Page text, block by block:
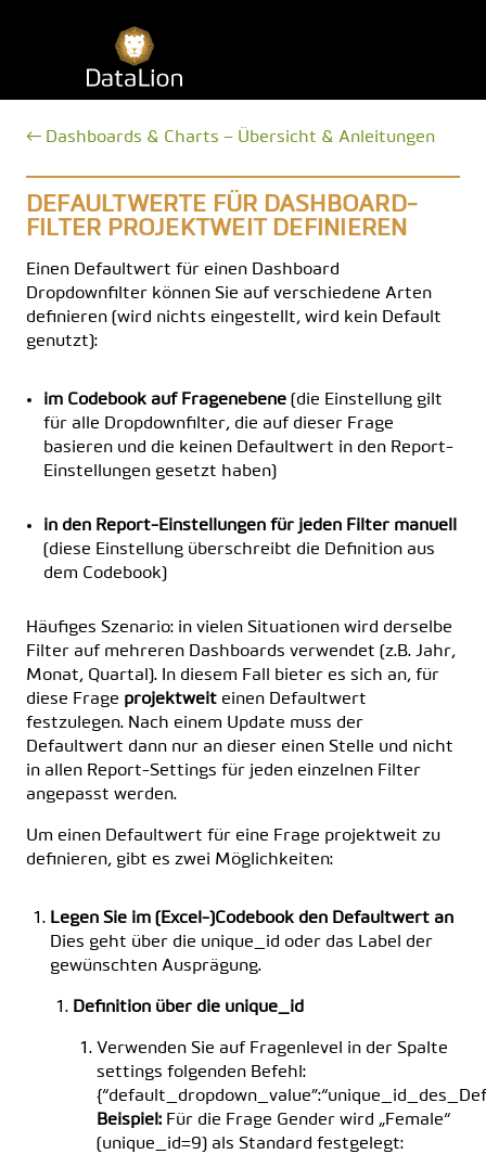
← Dashboards & Charts – Übersicht & Anleitungen
DEFAULTWERTE FÜR DASHBOARD-
FILTER PROJEKTWEIT DEFINIEREN
Einen Defaultwert für einen Dashboard
Dropdownfilter können Sie auf verschiedene Arten
definieren (wird nichts eingestellt, wird kein Default
genutzt):
im Codebook auf Fragenebene (die Einstellung gilt
für alle Dropdownfilter, die auf dieser Frage
basieren und die keinen Defaultwert in den Report-
Einstellungen gesetzt haben)
in den Report-Einstellungen für jeden Filter manuell
(diese Einstellung überschreibt die Definition aus
dem Codebook)
Häufiges Szenario: in vielen Situationen wird derselbe
Filter auf mehreren Dashboards verwendet (z.B. Jahr,
Monat, Quartal). In diesem Fall bieter es sich an, für
diese Frage projektweit einen Defaultwert
festzulegen. Nach einem Update muss der
Defaultwert dann nur an dieser einen Stelle und nicht
in allen Report-Settings für jeden einzelnen Filter
angepasst werden.
Um einen Defaultwert für eine Frage projektweit zu
definieren, gibt es zwei Möglichkeiten:
Legen Sie im (Excel-)Codebook den Defaultwert an
Dies geht über die unique_id oder das Label der
gewünschten Ausprägung.
Definition über die unique_id
Verwenden Sie auf Fragenlevel in der Spalte
settings folgenden Befehl:
Beispiel:Für die Frage Gender wird „Female“
(unique_id=9) als Standard festgelegt: